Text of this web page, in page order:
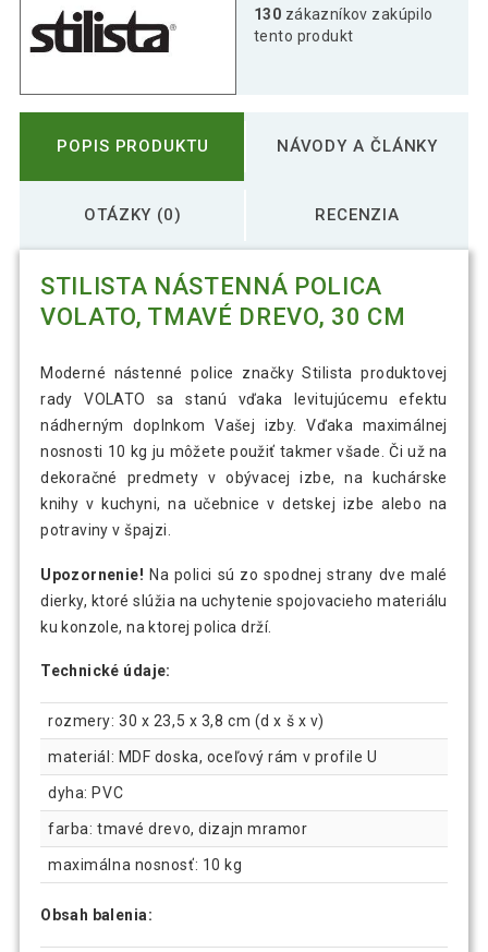
Stilista nástenná polica Volato, 90 cm,
tmavé drevo
23,49 €
STILISTA Nástenná polica Volato, tmavé
drevo, 110 cm
130 zákazníkov zakúpilo
tento produkt
POPIS PRODUKTU NÁVODY A ČLÁNKY
OTÁZKY (0) RECENZIA
STILISTA NÁSTENNÁ POLICA
VOLATO, TMAVÉ DREVO, 30 CM
Moderné nástenné police značky Stilista produktovej
rady VOLATO sa stanú vďaka levitujúcemu efektu
nádherným doplnkom Vašej izby. Vďaka maximálnej
nosnosti 10 kg ju môžete použiť takmer všade. Či už na
dekoračné predmety v obývacej izbe, na kuchárske
knihy v kuchyni, na učebnice v detskej izbe alebo na
potraviny v špajzi.
Upozornenie! Na polici sú zo spodnej strany dve malé
dierky, ktoré slúžia na uchytenie spojovacieho materiálu
ku konzole, na ktorej polica drží.
Technické údaje:
rozmery: 30 x 23,5 x 3,8 cm (d x š x v)
materiál: MDF doska, oceľový rám v profile U
dyha: PVC
farba: tmavé drevo, dizajn mramor
maximálna nosnosť: 10 kg
Obsah balenia: